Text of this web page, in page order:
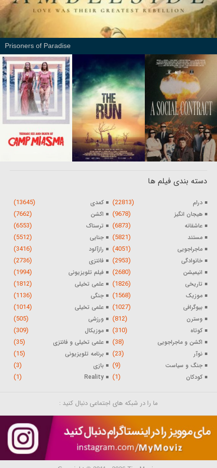
Prisoners of Paradise
دسته بندی فیلم ها
درام (22813) کمدی (13645)
هیجان انگیز (9678) اکشن (7662)
عاشقانه (6873) ترسناک (6553)
مستند (5821) جنایی (5512)
ماجراجویی (4051) رازآلود (3416)
خانوادگی (2953) فانتزی (2736)
انیمیشن (2680) فیلم تلویزیونی (1994)
تاریخی (1826) علمی تخیلی (1812)
موزیک (1568) جنگی (1136)
بیوگرافی (1027) علمی تخیلی (1014)
وسترن (812) ورزشی (505)
کوتاه (310) موزیکال (309)
اکشن و ماجراجویی (38) علمی تخیلی و فانتزی (35)
نوآر (23) برنامه تلویزیونی (15)
جنگ و سیاست (9) بازی (3)
کودکان (1)
Reality
(1)
ما را در شبکه های اجتماعی دنبال کنید :